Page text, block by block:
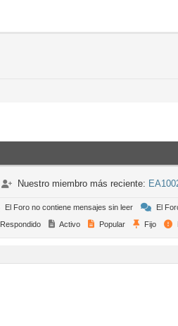
Nuestro miembro más reciente:
El Foro no contiene mensajes sin leer
El
Respondido Activo Popular Fijo